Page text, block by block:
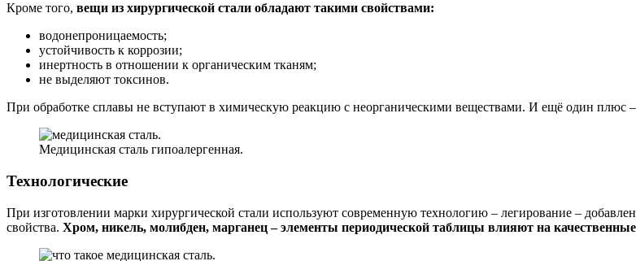
Кроме того, вещи из хирургической стали обладают такими свойствами:
водонепроницаемость;
устойчивость к коррозии;
инертность в отношении к органическим тканям;
не выделяют токсинов.
При обработке сплавы не вступают в химическую реакцию с неорганическими веществами. И ещё один плюс –
Медицинская сталь гипоалергенная.
Технологические
При изготовлении марки хирургической стали используют современную технологию – легирование –
свойства. Хром, никель, молибден, марганец – элементы периодической таблицы влияют на